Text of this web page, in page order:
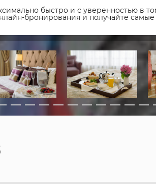
быстро и с уверенностью в
бронирования и получайте